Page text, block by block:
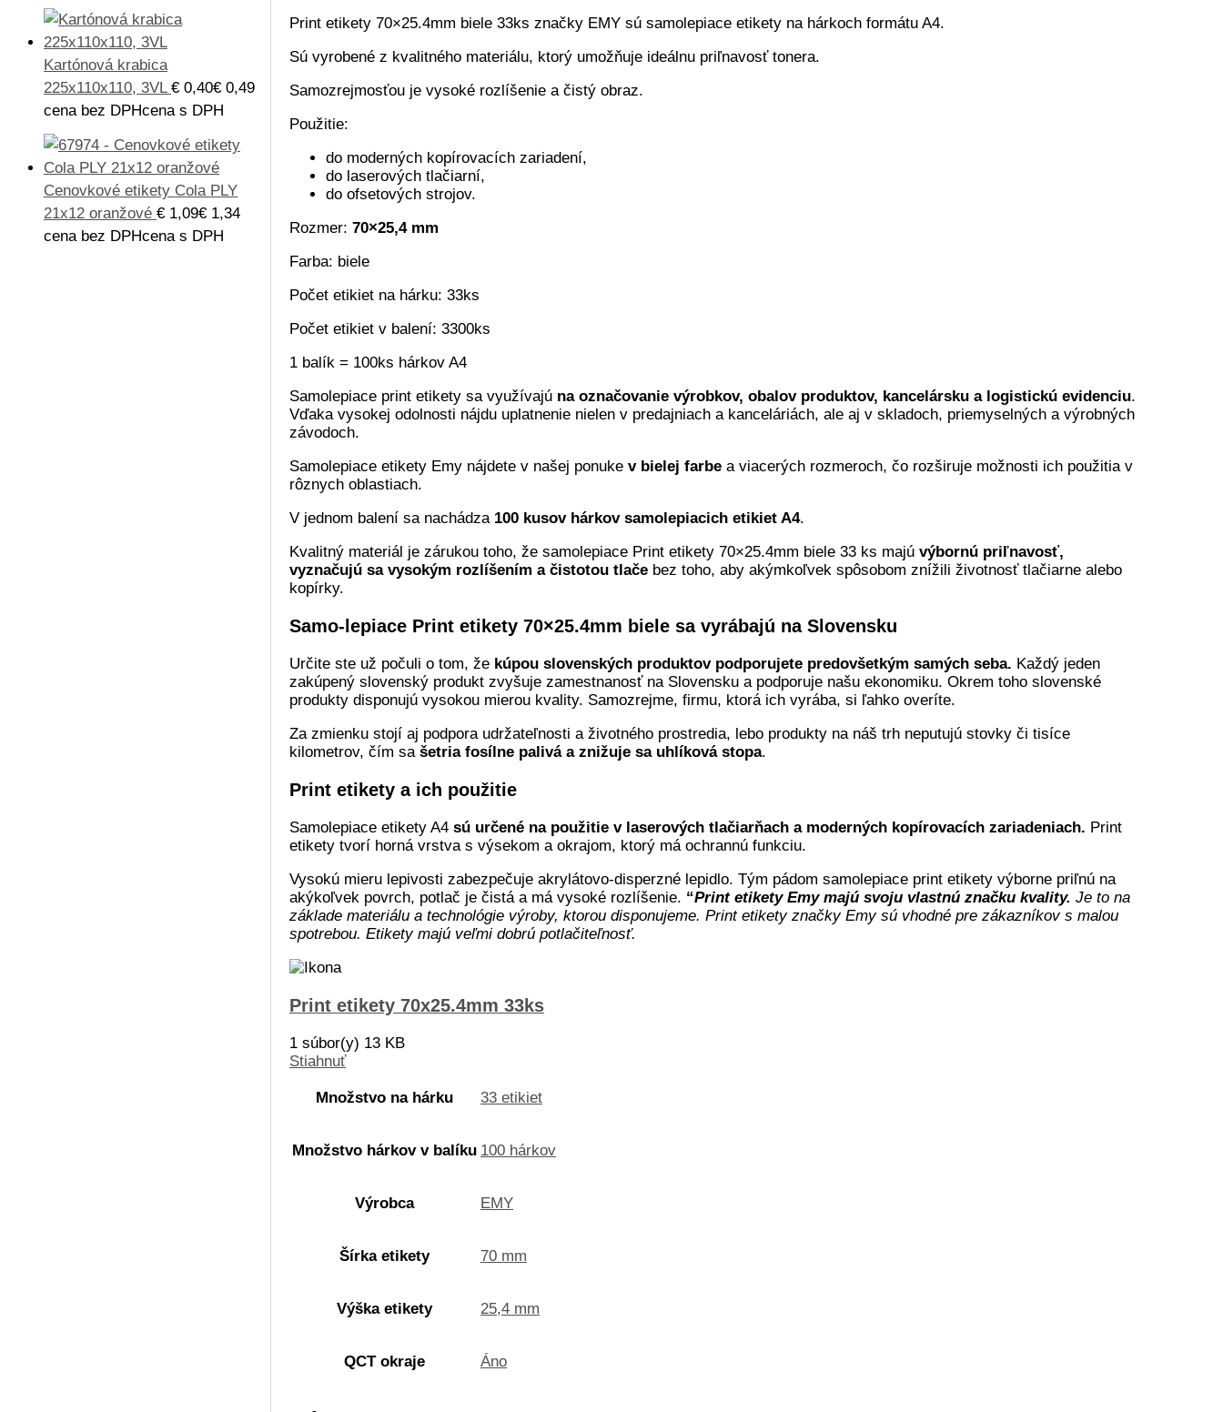
Kartónová krabica
225x110x110, 3VL € 0,40€ 0,49
cena bez DPHcena s DPH
Cenovkové etikety Cola PLY
21x12 oranžové € 1,09€ 1,34
cena bez DPHcena s DPH
Print etikety 70×25.4mm biele 33ks značky EMY sú samolepiace etikety na hárkoch formátu A4.
Sú vyrobené z kvalitného materiálu, ktorý umožňuje ideálnu priľnavosť tonera.
Samozrejmosťou je vysoké rozlíšenie a čistý obraz.
Použitie:
do moderných kopírovacích zariadení,
do laserových tlačiarní,
do ofsetových strojov.
Rozmer: 70×25,4 mm
Farba: biele
Počet etikiet na hárku: 33ks
Počet etikiet v balení: 3300ks
1 balík = 100ks hárkov A4
Samolepiace print etikety sa využívajú na označovanie výrobkov, obalov produktov, kancelársku a logistickú evidenciu.
Vďaka vysokej odolnosti nájdu uplatnenie nielen v predajniach a kanceláriách, ale aj v skladoch, priemyselných a výrobných
závodoch.
Samolepiace etikety Emy nájdete v našej ponuke v bielej farbe a viacerých rozmeroch, čo rozširuje možnosti ich použitia v
rôznych oblastiach.
V jednom balení sa nachádza 100 kusov hárkov samolepiacich etikiet A4.
Kvalitný materiál je zárukou toho, že samolepiace Print etikety 70×25.4mm biele 33 ks majú výbornú priľnavosť,
vyznačujú sa vysokým rozlíšením a čistotou tlače bez toho, aby akýmkoľvek spôsobom znížili životnosť tlačiarne alebo
kopírky.
Samo-lepiace Print etikety 70×25.4mm biele sa vyrábajú na Slovensku
Určite ste už počuli o tom, že kúpou slovenských produktov podporujete predovšetkým samých seba. Každý jeden
zakúpený slovenský produkt zvyšuje zamestnanosť na Slovensku a podporuje našu ekonomiku. Okrem toho slovenské
produkty disponujú vysokou mierou kvality. Samozrejme, firmu, ktorá ich vyrába, si ľahko overíte.
Za zmienku stojí aj podpora udržateľnosti a životného prostredia, lebo produkty na náš trh neputujú stovky či tisíce
kilometrov, čím sa šetria fosílne palivá a znižuje sa uhlíková stopa.
Print etikety a ich použitie
Samolepiace etikety A4 sú určené na použitie v laserových tlačiarňach a moderných kopírovacích zariadeniach. Print
etikety tvorí horná vrstva s výsekom a okrajom, ktorý má ochrannú funkciu.
Vysokú mieru lepivosti zabezpečuje akrylátovo-disperzné lepidlo. Tým pádom samolepiace print etikety výborne priľnú na
akýkoľvek povrch, potlač je čistá a má vysoké rozlíšenie. “Print etikety Emy majú svoju vlastnú značku kvality. Je to na
základe materiálu a technológie výroby, ktorou disponujeme. Print etikety značky Emy sú vhodné pre zákazníkov s malou
spotrebou. Etikety majú veľmi dobrú potlačiteľnosť.
Print etikety 70x25.4mm 33ks
1 súbor(y) 13 KB
Stiahnuť
Množstvo na hárku 33 etikiet
Množstvo hárkov v balíku 100 hárkov
Výrobca EMY
Šírka etikety 70 mm
Výška etikety 25,4 mm
QCT okraje Áno